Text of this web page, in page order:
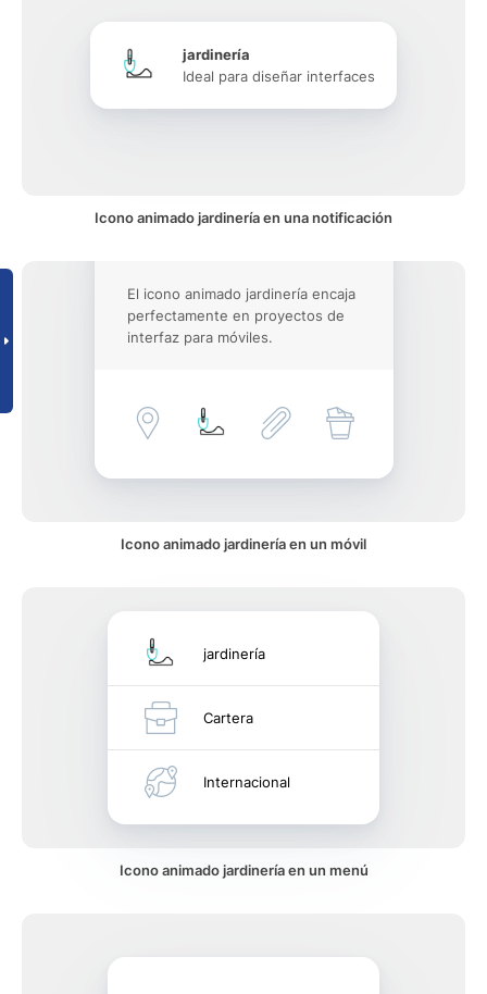
jardinería
Ideal para diseñar interfaces
Icono animado jardinería en una notificación
El icono animado jardinería encaja
perfectamente en proyectos de
interfaz para móviles.
Icono animado jardinería en un móvil
jardinería
Cartera
Internacional
Icono animado jardinería en un menú